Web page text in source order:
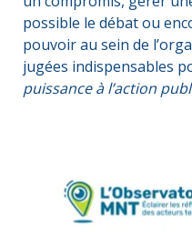
possible le débat ou
pouvoir au sein de
jugées indispensables
puissance à l’action